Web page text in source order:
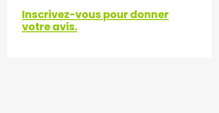
Inscrivez-vous pour donner
votre avis.